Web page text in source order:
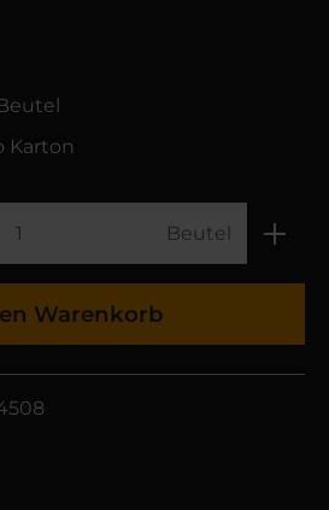
Karton
Beutel
Warenkorb